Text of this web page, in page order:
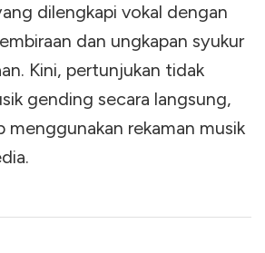
dilengkapi vokal dengan
dan ungkapan syukur
Kini, pertunjukan tidak
gending secara langsung,
menggunakan rekaman musik